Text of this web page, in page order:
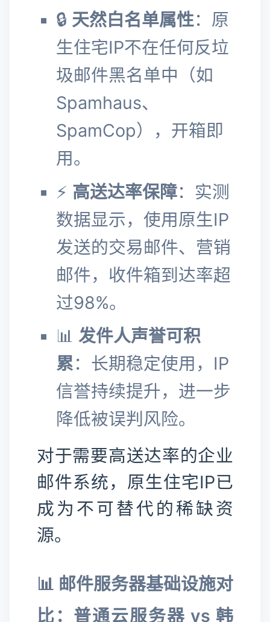
🔒 天然白名单属性：原
生住宅IP不在任何反垃
圾邮件黑名单中（如
Spamhaus、
SpamCop），开箱即
用。
⚡ 高送达率保障：实测
数据显示，使用原生IP
发送的交易邮件、营销
邮件，收件箱到达率超
过98%。
📊 发件人声誉可积
累：长期稳定使用，IP
信誉持续提升，进一步
降低被误判风险。
对于需要高送达率的企业
邮件系统，原生住宅IP已
成为不可替代的稀缺资
源。
📊 邮件服务器基础设施对
比：普通云服务器 vs 韩